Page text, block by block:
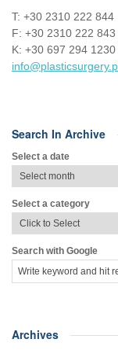
Τ: +30 2310 222 844
F: +30 2310 222 843
Κ: +30 697 294 1230
Search In Archive
Select a date
Select a category
Search with Google
Archives